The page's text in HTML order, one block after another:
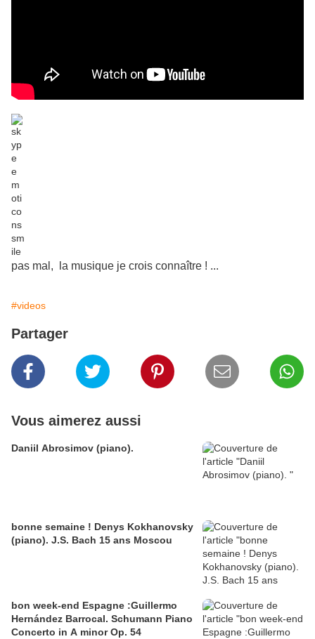
pas mal, la musique je crois connaître ! ...
#videos
Partager
Vous aimerez aussi
Daniil Abrosimov (piano).
bonne semaine ! Denys Kokhanovsky
(piano). J.S. Bach 15 ans Moscou
bon week-end Espagne :Guillermo
Hernández Barrocal. Schumann Piano
Concerto in A minor Op. 54